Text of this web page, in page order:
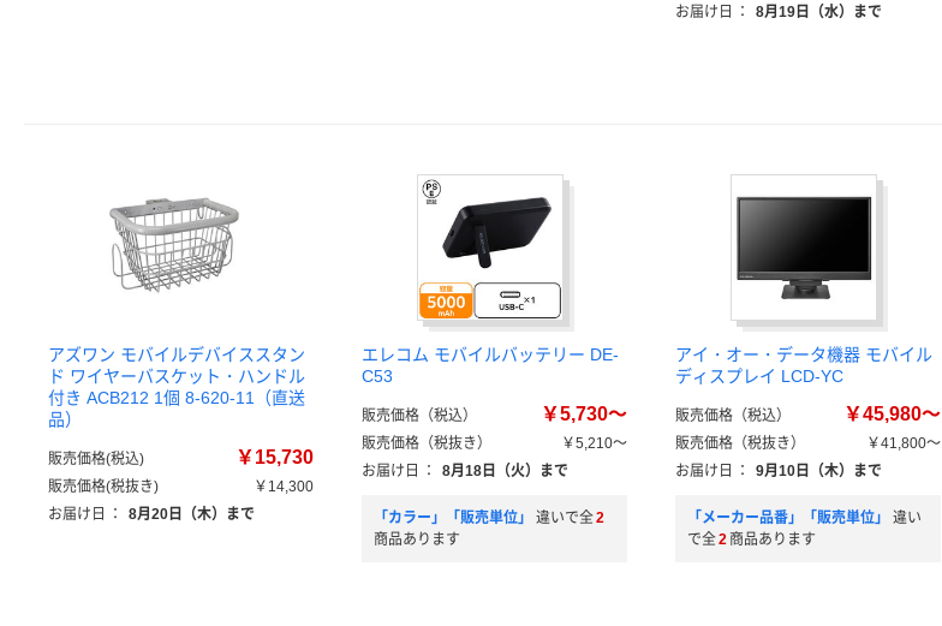
お届け日
： 8月19日（水）まで
アズワン モバイルデバイススタン
ド ワイヤーバスケット・ハンドル
付き ACB212 1個 8-620-11（直送
品）
販売価格(税込) ￥15,730
販売価格(税抜き)
￥14,300
お届け日
： 8月20日（木）まで
エレコム モバイルバッテリー DE-
C53
販売価格（税込） ￥5,730～
販売価格（税抜き）
￥5,210～
お届け日
： 8月18日（火）まで
「カラー」「販売単位」 違いで全2
商品あります
アイ・オー・データ機器 モバイル
ディスプレイ LCD-YC
販売価格（税込） ￥45,980～
販売価格（税抜き）
￥41,800～
お届け日
： 9月10日（木）まで
「メーカー品番」「販売単位」
違い
で全2 商品あります